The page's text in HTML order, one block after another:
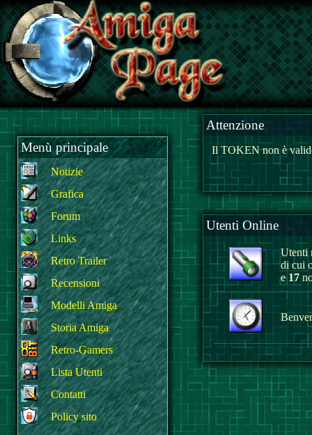
Menù principale
Notizie
Grafica
Forum
Links
Retro Trailer
Recensioni
Modelli Amiga
Storia Amiga
Retro-Gamers
Lista Utenti
Contatti
Policy sito
Attenzione
Il TOKEN non è
Utenti Online
Utenti
di cui
e17